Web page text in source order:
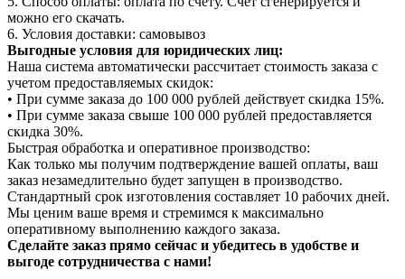
можно его скачать.
6. Условия доставки: самовывоз
Выгодные условия для юридических лиц:
Наша система автоматически рассчитает стоимость заказа с
учетом предоставляемых скидок:
• При сумме заказа до 100 000 рублей действует скидка 15%.
• При сумме заказа свыше 100 000 рублей предоставляется
скидка 30%.
Быстрая обработка и оперативное производство:
Как только мы получим подтверждение вашей оплаты, ваш
заказ незамедлительно будет запущен в производство.
Стандартный срок изготовления составляет 10 рабочих дней.
Мы ценим ваше время и стремимся к максимально
оперативному выполнению каждого заказа.
Сделайте заказ прямо сейчас и убедитесь в удобстве и
выгоде сотрудничества с нами!